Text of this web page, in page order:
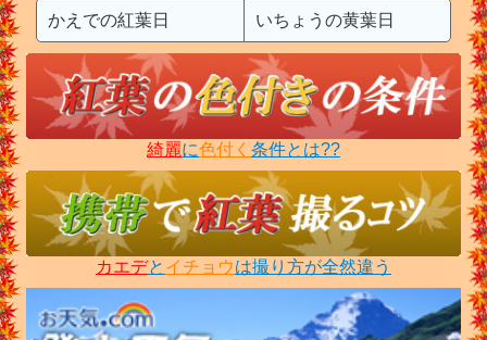
かえでの紅葉日 いちょうの黄葉日
綺麗に色付く 条件とは??
カエデと イチョウは撮り方が全然違う